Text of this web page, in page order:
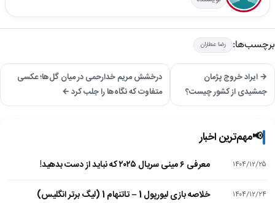
برچسب‌ها: رضا عطاران
→ ایراد خروج ‎پژمان
جمشیدی از کشور چیست؟
درخشش مریم خدارحمی در میان گل‌ها؛ عکسی
متفاوت که نگاه‌ها را جلب کرد ←
📢مهم‌ترین اخبار
۱۴۰۴/۱۲/۲۵ معرفی ۶ مینی سریال ۲۰۲۵ که نباید از دست بدهید!
۱۴۰۴/۱۲/۲۴ خلاصه بازی لیورپول 1 – تاتنهام 1 (لیگ برتر انگلیس)